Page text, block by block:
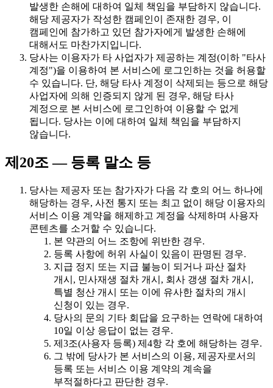
발생한 손해에 대하여 일체 책임을 부담하지 않습니다.
해당 제공자가 작성한 캠페인이 존재한 경우, 이
캠페인에 참가하고 있던 참가자에게 발생한 손해에
대해서도 마찬가지입니다.
당사는 이용자가 타 사업자가 제공하는 계정(이하 "타사
계정")을 이용하여 본 서비스에 로그인하는 것을 허용할
수 있습니다. 단, 해당 타사 계정이 삭제되는 등으로 해당
사업자에 의해 인증되지 않게 된 경우, 해당 타사
계정으로 본 서비스에 로그인하여 이용할 수 없게
됩니다. 당사는 이에 대하여 일체 책임을 부담하지
않습니다.
제20조 — 등록 말소 등
당사는 제공자 또는 참가자가 다음 각 호의 어느 하나에
해당하는 경우, 사전 통지 또는 최고 없이 해당 이용자의
서비스 이용 계약을 해제하고 계정을 삭제하며 사용자
콘텐츠를 소거할 수 있습니다.
본 약관의 어느 조항에 위반한 경우.
등록 사항에 허위 사실이 있음이 판명된 경우.
지급 정지 또는 지급 불능이 되거나 파산 절차
개시, 민사재생 절차 개시, 회사 갱생 절차 개시,
특별 청산 개시 또는 이에 유사한 절차의 개시
신청이 있는 경우.
당사의 문의 기타 회답을 요구하는 연락에 대하여
10일 이상 응답이 없는 경우.
제3조(사용자 등록) 제4항 각 호에 해당하는 경우.
그 밖에 당사가 본 서비스의 이용, 제공자로서의
등록 또는 서비스 이용 계약의 계속을
부적절하다고 판단한 경우.